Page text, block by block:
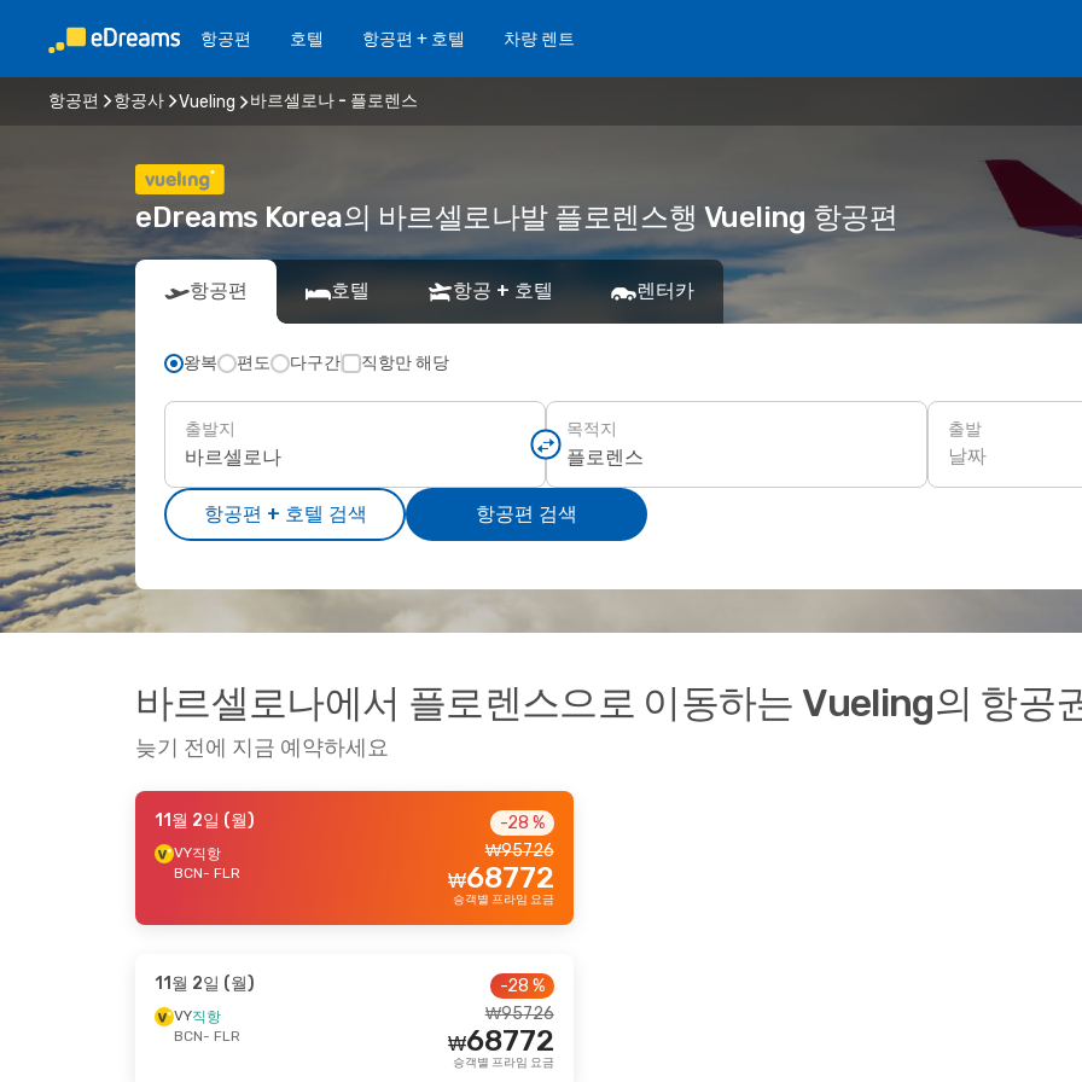
항공편 호텔 항공편 + 호텔 차량 렌트
항공편 항공사 Vueling 바르셀로나 - 플로렌스
eDreams Korea의 바르셀로나발 플로렌스행 Vueling 항공편
항공편 호텔 항공 + 호텔 렌터카
왕복 편도 다구간 직항만 해당
출발지 목적지 출발
날짜
항공편 + 호텔 검색 항공편 검색
바르셀로나에서 플로렌스으로 이동하는 Vueling의 항공
늦기 전에 지금 예약하세요
11월 2일 (월)
VY직항
BCN- FLR
-28 %
95726
₩
68772
₩
승객별 프라임 요금
11월 2일 (월)
VY직항
BCN- FLR
-28 %
95726
₩
68772
₩
승객별 프라임 요금